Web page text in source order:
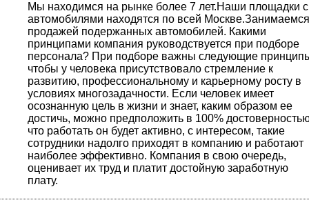
Мы находимся на рынке более 7 лет.Наши площадки с
автомобилями находятся по всей Москве.Занимаемся
продажей подержанных автомобилей. Какими
принципами компания руководствуется при подборе
персонала? При подборе важны следующие
чтобы у человека присутствовало стремление к
развитию, профессиональному и карьерному росту в
условиях многозадачности. Если человек имеет
осознанную цель в жизни и знает, каким образом ее
достичь, можно предположить в 100%
что работать он будет активно, c интересом, такие
сотрудники надолго приходят в компанию и работают
наиболее эффективно. Компания в свою очередь,
оценивает их труд и платит достойную заработную
плату.